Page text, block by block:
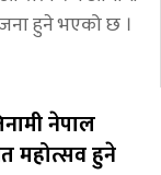
हुने भएको छ ।
नेपाल
महोत्सव हुने